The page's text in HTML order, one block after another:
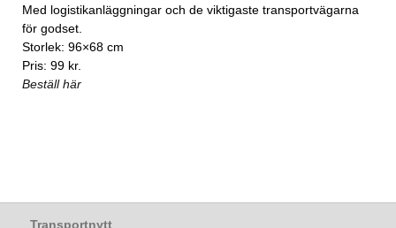
Med logistikanläggningar och de viktigaste transportvägarna
för godset.
Storlek: 96×68 cm
Pris: 99 kr.
Beställ här
Transportnytt